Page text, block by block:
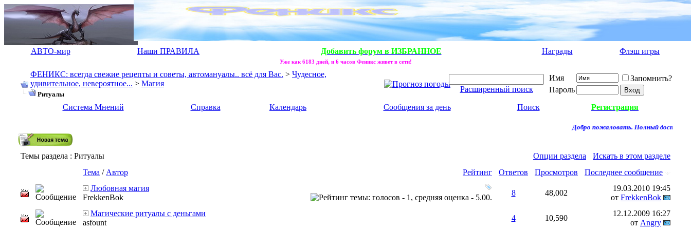
АВТО-мир Наши ПРАВИЛА Добавить форум в ИЗБРАННОЕ Награды Флэш игры
Уже как 6183 дней, и 6 часов Феникс живет в сети!
ФЕНИКС: всегда свежие рецепты и советы, автомануалы.. всё для Вас. > Чудесное,
удивительное, невероятное... > Магия
Ритуалы
Расширенный поиск
Имя
Запомнить?
Пароль
Система Мнений
Справка Календарь Сообщения за день Поиск Регистрация
Добро пожаловать. Полный доступ к
Темы раздела : Ритуалы Опции раздела
Искать в этом разделе
Рейтинг
Тема / Автор Ответов Просмотров
Последнее сообщение
Любовная магия
FrekkenBok
8 48,002
19.03.2010 19:45
от FrekkenBok
Магические ритуалы с деньгами
asfount
4 10,590
12.12.2009 16:27
от Angry